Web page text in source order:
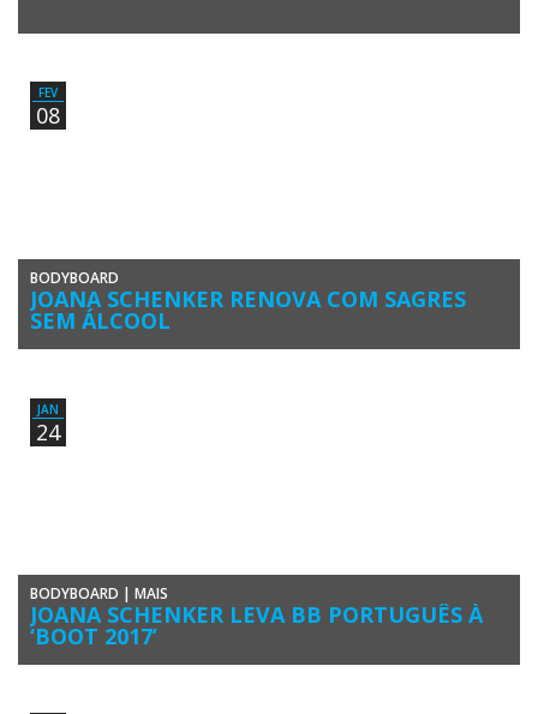
O presidente da Câmara Municipal de Vila do Bispo, Adelino Soares,
FEV
08
BODYBOARD
JOANA SCHENKER RENOVA COM SAGRES
SEM ÁLCOOL
A bodyboarder algarvia Joana Schenker (Associação de Bodyboard
JAN
24
BODYBOARD | MAIS
JOANA SCHENKER LEVA BB PORTUGUÊS À
‘BOOT 2017’
A atleta algarvia Joana Schenker, atual tricampeã do Circuito Europeu